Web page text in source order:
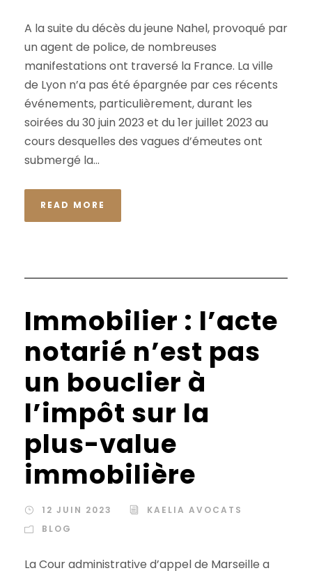
A la suite du décès du jeune Nahel, provoqué par
un agent de police, de nombreuses
manifestations ont traversé la France. La ville
de Lyon n’a pas été épargnée par ces récents
événements, particulièrement, durant les
soirées du 30 juin 2023 et du 1er juillet 2023 au
cours desquelles des vagues d’émeutes ont
submergé la...
READ MORE
Immobilier : l’acte
notarié n’est pas
un bouclier à
l’impôt sur la
plus-value
immobilière
12 JUIN 2023
KAELIA AVOCATS
BLOG
La Cour administrative d’appel de Marseille a